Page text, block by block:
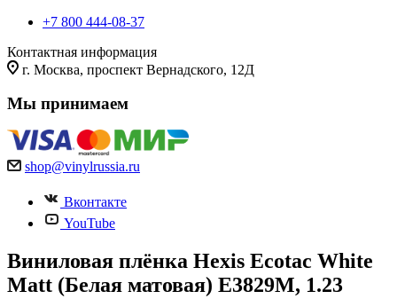
+7 800 444-08-37
Контактная информация
г. Москва, проспект Вернадского, 12Д
Мы принимаем
shop@vinylrussia.ru
Вконтакте
YouTube
Виниловая плёнка Hexis Ecotac White
Matt (Белая матовая) E3829M, 1.23